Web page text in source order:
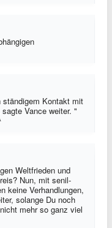
ständigem Kontakt mit
Vance weiter. "
Weltfrieden und
Nun, mit senil-
keine Verhandlungen,
solange Du noch
mehr so ganz viel